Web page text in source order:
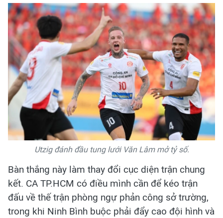
Utzig đánh đầu tung lưới Văn Lâm mở tỷ số.
Bàn thắng này làm thay đổi cục diện trận chung
kết. CA TP.HCM có điều mình cần để kéo trận
đấu về thế trận phòng ngự phản công sở trường,
trong khi Ninh Bình buộc phải đẩy cao đội hình và